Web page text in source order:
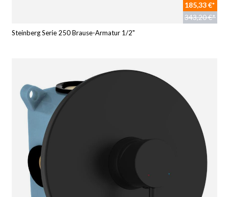
185,33 €*
343,20 €*
Steinberg Serie 250 Brause-Armatur 1/2"